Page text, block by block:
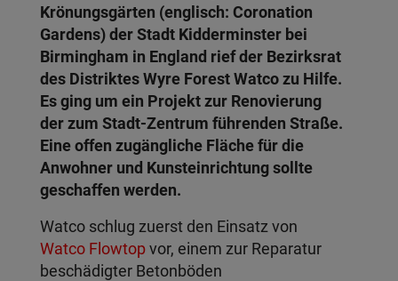
Krönungsgärten (englisch: Coronation
Gardens) der Stadt Kidderminster bei
Birmingham in England rief der Bezirksrat
des Distriktes Wyre Forest Watco zu Hilfe.
Es ging um ein Projekt zur Renovierung
der zum Stadt-Zentrum führenden Straße.
Eine offen zugängliche Fläche für die
Anwohner und Kunsteinrichtung sollte
geschaffen werden.
Watco schlug zuerst den Einsatz von
Watco Flowtop vor, einem zur Reparatur
beschädigter Betonböden